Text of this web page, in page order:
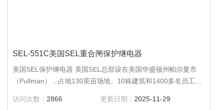
SEL-551C美国SEL重合闸保护继电器
美国SEL保护继电器 美国SEL总部设在美国华盛顿州帕尔曼市
（Pullman），占地130英亩场地、10栋建筑和1400多名员工，
备的解决方案。同时，美国SEL在墨西哥的组屏厂，为墨西哥和
访问次数： 2866 更新日期： 2025-11-29